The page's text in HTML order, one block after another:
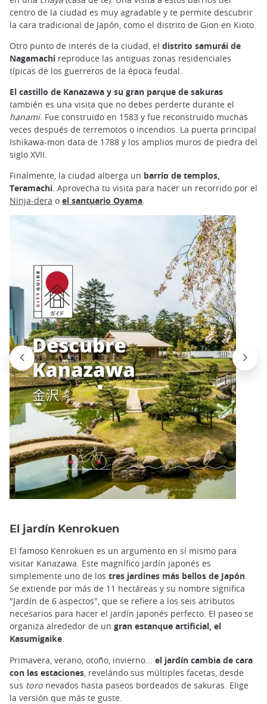
centro de la ciudad es muy agradable y te permite descubrir
la cara tradicional de Japón, como el distrito de Gion en Kioto.
Otro punto de interés de la ciudad, el distrito samurái de
Nagamachi reproduce las antiguas zonas residenciales
típicas de los guerreros de la época feudal.
El castillo de Kanazawa y su gran parque de sakuras
también es una visita que no debes perderte durante el
hanami. Fue construido en 1583 y fue reconstruido muchas
veces después de terremotos o incendios. La puerta principal
Ishikawa-mon data de 1788 y los amplios muros de piedra del
siglo XVII.
Finalmente, la ciudad alberga un barrio de templos,
Teramachi. Aprovecha tu visita para hacer un recorrido por el
Ninja-dera o el santuario Oyama.
El jardín Kenrokuen
El famoso Kenrokuen es un argumento en sí mismo para
visitar Kanazawa. Este magnífico jardín japonés es
simplemente uno de los tres jardines más bellos de Japón.
Se extiende por más de 11 hectáreas y su nombre significa
"Jardín de 6 aspectos", que se refiere a los seis atributos
necesarios para hacer el jardín japonés perfecto. El paseo se
organiza alrededor de un gran estanque artificial, el
Kasumigaike.
Primavera, verano, otoño, invierno... el jardín cambia de cara
con las estaciones , revelándo sus múltiples facetas, desde
sus toro nevados hasta paseos bordeados de sakuras. Elige
la versión que más te guste.